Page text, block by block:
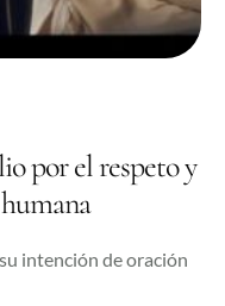
por el respeto y
intención de oración